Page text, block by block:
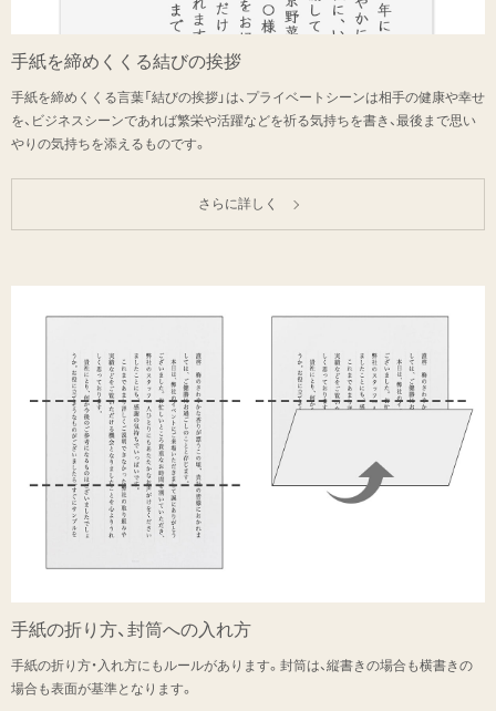
手紙を締めくくる結びの挨拶
手紙を締めくくる言葉「結びの挨拶」は、プライベートシーンは相手の健康や幸せ
を、ビジネスシーンであれば繁栄や活躍などを祈る気持ちを書き、最後まで思い
やりの気持ちを添えるものです。
さらに詳しく
手紙の折り方、 封筒への入れ方
手紙の折り方・入れ方にもルールがあります。封筒は、縦書きの場合も横書きの
場合も表面が基準となります。